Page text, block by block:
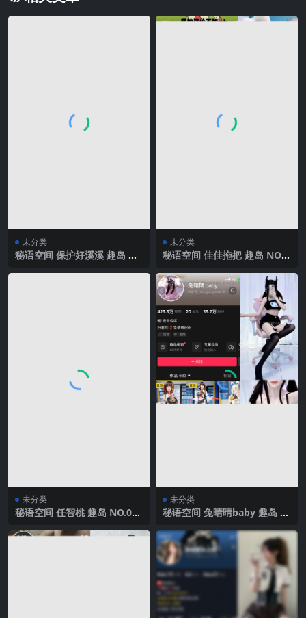
未分类
秘语空间 保护好溪溪 趣岛 N
新完整版
未分类
秘语空间 佳佳拖把 趣岛 NO.0
完整版
未分类
秘语空间 任智桃 趣岛 NO.009
版
未分类
秘语空间 兔晴晴baby 趣岛 N
新完整版